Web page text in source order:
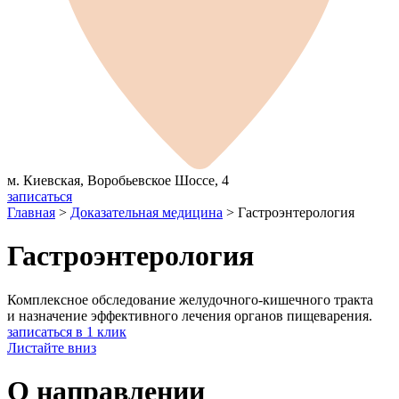
м. Киевская, Воробьевское Шоссе, 4
записаться
Главная > Доказательная медицина > Гастроэнтерология
Гастроэнтерология
Комплексное обследование желудочного-кишечного тракта
и назначение эффективного лечения органов пищеварения.
записаться в 1 клик
Листайте вниз
О направлении